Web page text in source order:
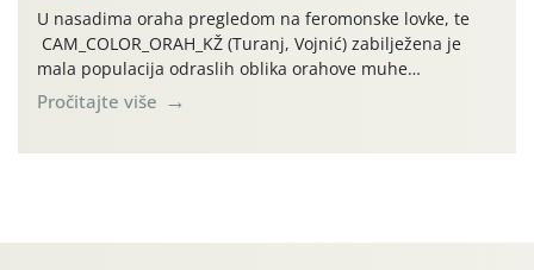
U nasadima oraha pregledom na feromonske lovke, te
CAM_COLOR_ORAH_KŽ (Turanj, Vojnić) zabilježena je
mala populacija odraslih oblika orahove muhe
(Rhagoletis completa). Niska brojnost može se objasniti
činjenicom da je riječ o mladim nasadima s vrlo malim
Pročitajte više